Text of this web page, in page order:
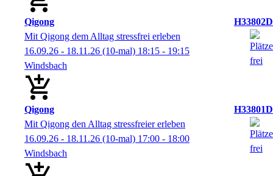
Qigong
H33802D
Mit Qigong dem Alltag stressfrei erleben
16.09.26 - 18.11.26 (10-mal) 18:15 - 19:15
Windsbach
Qigong
H33801D
Mit Qigong den Alltag stressfreier erleben
16.09.26 - 18.11.26 (10-mal) 17:00 - 18:00
Windsbach